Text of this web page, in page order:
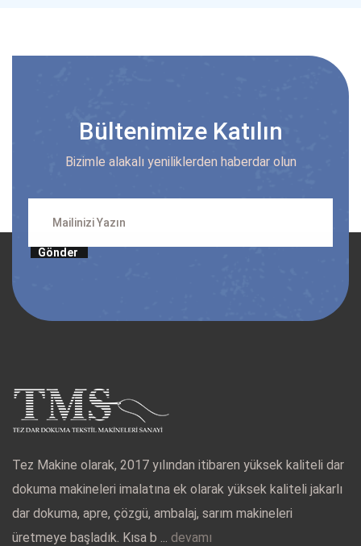
Bültenimize Katılın
Bizimle alakalı yeniliklerden haberdar olun
Gönder
Tez Makine olarak, 2017 yılından itibaren yüksek kaliteli dar
dokuma makineleri imalatına ek olarak yüksek kaliteli jakarlı
dar dokuma, apre, çözgü, ambalaj, sarım makineleri
üretmeye başladık. Kısa b ... devamı